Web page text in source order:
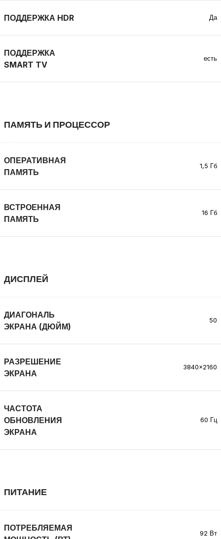
ПОДДЕРЖКА HDR Да
ПОДДЕРЖКА
SMART TV
есть
ПАМЯТЬ И ПРОЦЕССОР
ОПЕРАТИВНАЯ
ПАМЯТЬ
1,5 Гб
ВСТРОЕННАЯ
ПАМЯТЬ
16 Гб
ДИСПЛЕЙ
ДИАГОНАЛЬ
ЭКРАНА (ДЮЙМ)
50
РАЗРЕШЕНИЕ
ЭКРАНА
3840×2160
ЧАСТОТА
ОБНОВЛЕНИЯ
ЭКРАНА
60 Гц
ПИТАНИЕ
ПОТРЕБЛЯЕМАЯ
92 Вт